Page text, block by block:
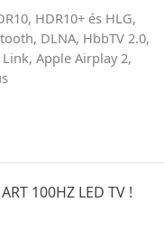
HDR10+ és HLG,
DLNA, HbbTV 2.0,
Apple Airplay 2,
100HZ LED TV !